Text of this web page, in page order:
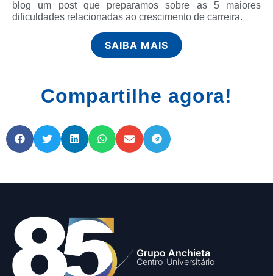
blog um post que preparamos sobre as 5 maiores
dificuldades relacionadas ao crescimento de carreira.
SAIBA MAIS
Compartilhe agora!
Grupo Anchieta
Centro Universitário